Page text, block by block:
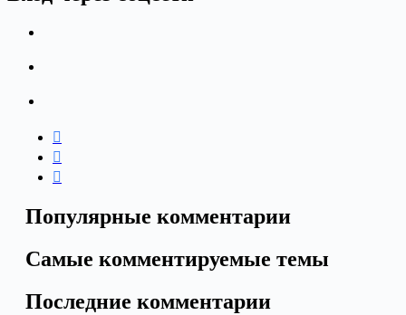
Популярные комментарии
Самые комментируемые темы
Последние комментарии